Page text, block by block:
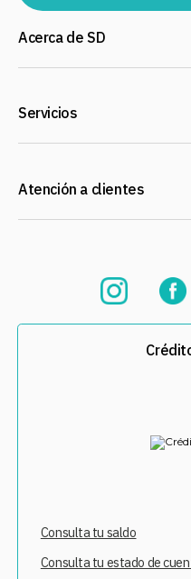
Acerca de SD
Servicios
Atención a clientes
Consulta tu saldo
Consulta tu estado de